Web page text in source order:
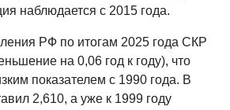
наблюдается с 2015 года.
РФ по итогам 2025 года СКР
на 0,06 год к году), что
показателем с 1990 года. В
2,610, а уже к 1999 году